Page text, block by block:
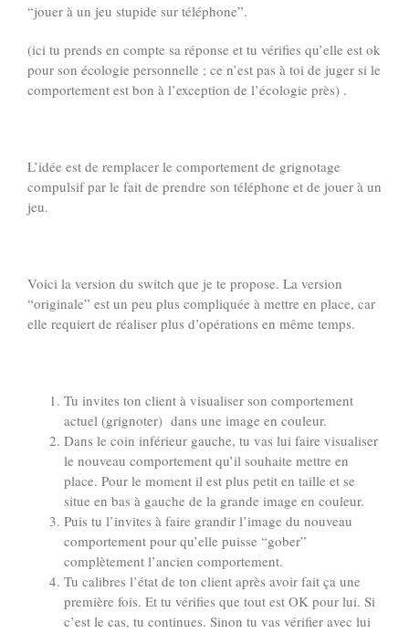
“jouer à un jeu stupide sur téléphone”.
(ici tu prends en compte sa réponse et tu vérifies qu’elle est ok
pour son écologie personnelle ; ce n’est pas à toi de juger si le
comportement est bon à l’exception de l’écologie près) .
L’idée est de remplacer le comportement de grignotage
compulsif par le fait de prendre son téléphone et de jouer à un
jeu.
Voici la version du switch que je te propose. La version
“originale” est un peu plus compliquée à mettre en place, car
elle requiert de réaliser plus d’opérations en même temps.
Tu invites ton client à visualiser son comportement
actuel (grignoter) dans une image en couleur.
Dans le coin inférieur gauche, tu vas lui faire visualiser
le nouveau comportement qu’il souhaite mettre en
place. Pour le moment il est plus petit en taille et se
situe en bas à gauche de la grande image en couleur.
Puis tu l’invites à faire grandir l’image du nouveau
comportement pour qu’elle puisse “gober”
complètement l’ancien comportement.
Tu calibres l’état de ton client après avoir fait ça une
première fois. Et tu vérifies que tout est OK pour lui. Si
c’est le cas, tu continues. Sinon tu vas vérifier avec lui